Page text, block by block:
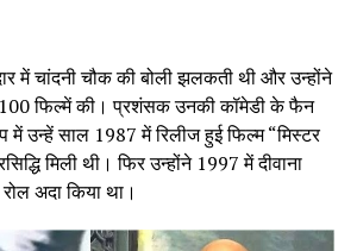
में चांदनी चौक की बोली झलकती थी और उन्होंने
फिल्में की। प्रशंसक उनकी कॉमेडी के फैन
उन्हें साल 1987 में रिलीज हुई फिल्म “मिस्टर
मिली थी। फिर उन्होंने 1997 में दीवाना
अदा किया था।